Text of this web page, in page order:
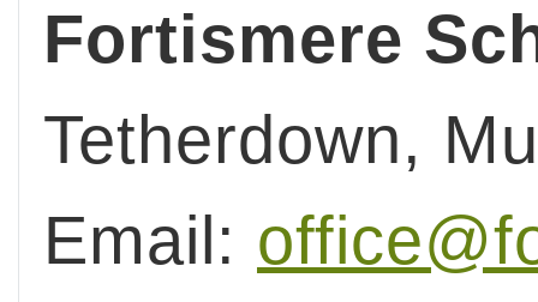
Fortismere
Tetherdown,
Email: